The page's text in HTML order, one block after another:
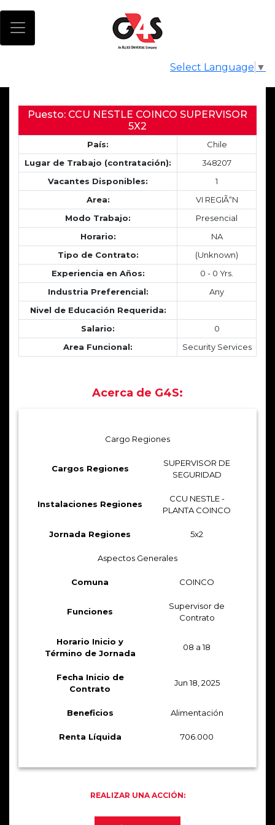
Select Language ▼
Puesto: CCU NESTLE COINCO SUPERVISOR
5X2
País:
Chile
Lugar de Trabajo (contratación):
348207
Vacantes Disponibles:
1
Area:
VI REGIÃ“N
Modo Trabajo:
Presencial
Horario:
NA
Tipo de Contrato:
(Unknown)
Experiencia en Años:
0 - 0 Yrs.
Industria Preferencial:
Any
Nivel de Educación Requerida:
Salario:
0
Area Funcional:
Security Services
Acerca de G4S:
Cargo Regiones
Cargos Regiones
SUPERVISOR DE
SEGURIDAD
Instalaciones Regiones
CCU NESTLE -
PLANTA COINCO
Jornada Regiones 5x2
Aspectos Generales
Comuna COINCO
Funciones
Supervisor de
Contrato
Horario Inicio y
Término de Jornada
08 a 18
Fecha Inicio de
Contrato
Jun 18, 2025
Beneficios Alimentación
Renta Líquida 706.000
REALIZAR UNA ACCIÓN: